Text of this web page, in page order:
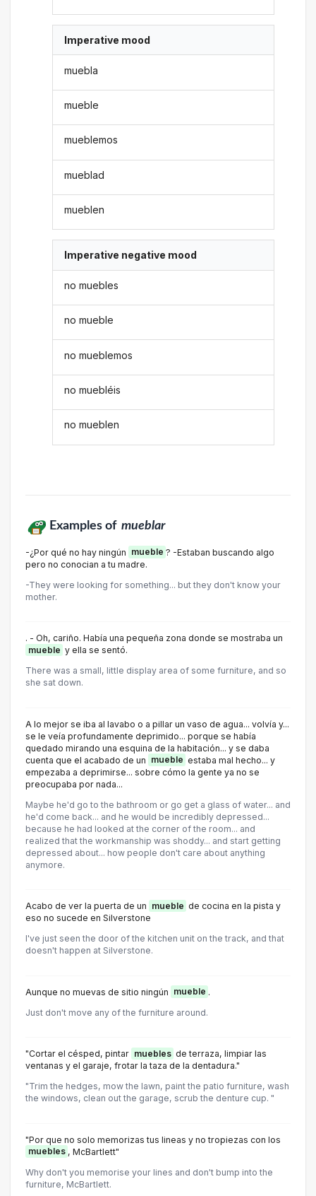
Imperative mood
muebla
mueble
mueblemos
mueblad
mueblen
Imperative negative mood
no muebles
no mueble
no mueblemos
no muebléis
no mueblen
Examples of mueblar
-¿Por qué no hay ningún mueble ? -Estaban buscando algo
pero no conocian a tu madre.
-They were looking for something... but they don't know your
mother.
. - Oh, cariño. Había una pequeña zona donde se mostraba un
mueble y ella se sentó.
There was a small, little display area of some furniture, and so
she sat down.
A lo mejor se iba al lavabo o a pillar un vaso de agua... volvía y...
se le veía profundamente deprimido... porque se había
quedado mirando una esquina de la habitación... y se daba
cuenta que el acabado de un mueble estaba mal hecho... y
empezaba a deprimirse... sobre cómo la gente ya no se
preocupaba por nada...
Maybe he'd go to the bathroom or go get a glass of water... and
he'd come back... and he would be incredibly depressed...
because he had looked at the corner of the room... and
realized that the workmanship was shoddy... and start getting
depressed about... how people don't care about anything
anymore.
Acabo de ver la puerta de un mueble de cocina en la pista y
eso no sucede en Silverstone
I've just seen the door of the kitchen unit on the track, and that
doesn't happen at Silverstone.
Aunque no muevas de sitio ningún mueble .
Just don't move any of the furniture around.
"Cortar el césped, pintar muebles de terraza, limpiar las
ventanas y el garaje, frotar la taza de la dentadura."
"Trim the hedges, mow the lawn, paint the patio furniture, wash
the windows, clean out the garage, scrub the denture cup. "
"Por que no solo memorizas tus lineas y no tropiezas con los
muebles , McBartlett"
Why don't you memorise your lines and don't bump into the
furniture, McBartlett.